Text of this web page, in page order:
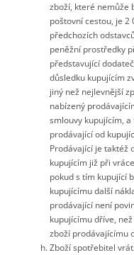
zboží, které nemůže
poštovní cestou, je 2
předchozích
peněžní prostředky
představující
důsledku kupujícím
jiný než nejlevnější
nabízený
smlouvy kupujícím,
prodávající od
Prodávající je taktéž
kupujícím již při
pokud s tím kupující
kupujícímu další
prodávající není
kupujícímu dříve,
zboží prodávajícímu
Zboží spotřebitel